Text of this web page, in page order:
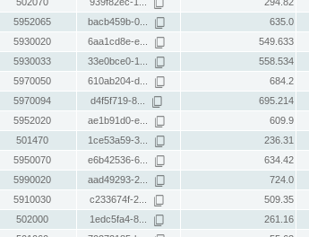
5952065 bacb459b-0... 635.0
5930020 6aa1cd8e-e... 549.633
5930033 33e0bce0-1... 558.534
5970050 610ab204-d... 684.2
5970094 d4f5f719-8... 695.214
5952020 ae1b91d0-e... 609.9
501470 1ce53a59-3... 236.31
5950070 e6b42536-6... 634.42
5990020 aad49293-2... 724.0
5910030 c233674f-2... 509.35
502000 1edc5fa4-8... 261.16